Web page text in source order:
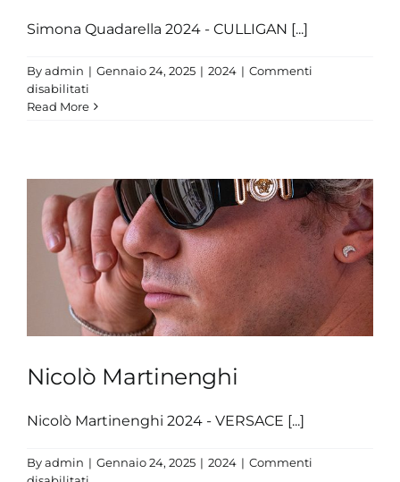
Simona Quadarella 2024 - CULLIGAN [...]
Byadmin | Gennaio 24, 2025 | 2024 | Commenti
disabilitati
Simona
Read More
Nicolò Martinenghi
Nicolò Martinenghi 2024 - VERSACE [...]
Byadmin | Gennaio 24, 2025 | 2024 | Commenti